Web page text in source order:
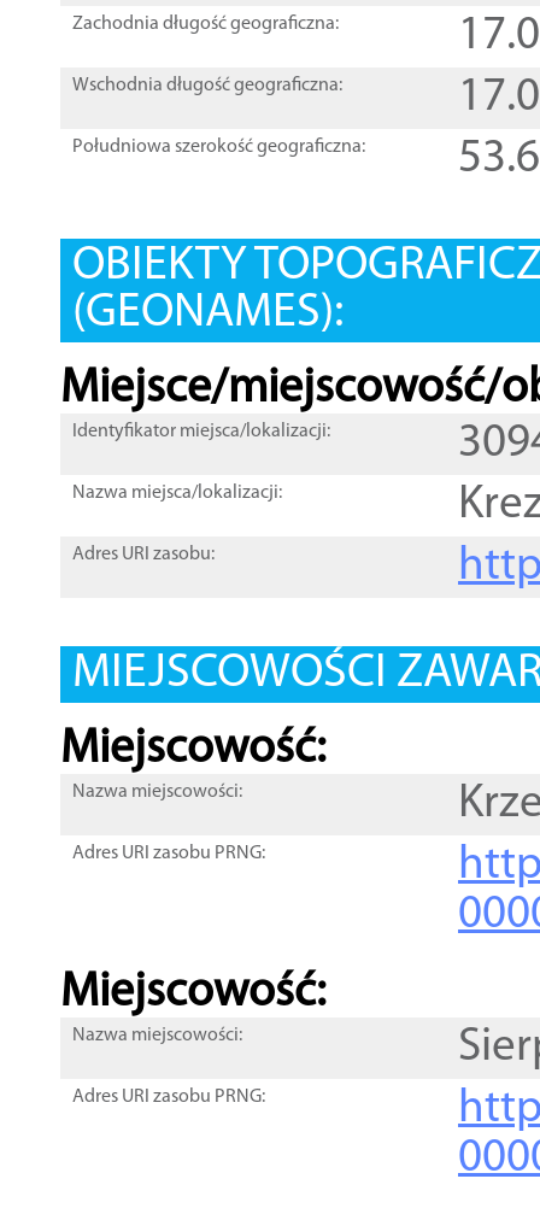
Zachodnia długość geograficzna:
Wschodnia długość geograficzna:
Południowa szerokość geograficzna:
OBIEKTY
(GEONAMES):
Miejsce/miejscowość/
Identyfikator miejsca/lokalizacji:
Nazwa miejsca/lokalizacji:
Adres URI zasobu:
MIEJSCOWOŚCI
Miejscowość:
Nazwa miejscowości:
Adres URI zasobu PRNG:
Miejscowość:
Nazwa miejscowości:
Adres URI zasobu PRNG: